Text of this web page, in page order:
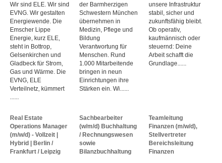
Wir sind ELE. Wir sind
EVNG. Wir gestalten
Energiewende. Die
Emscher Lippe
Energie, kurz ELE,
steht in Bottrop,
Gelsenkirchen und
Gladbeck für Strom,
Gas und Wärme. Die
EVNG, ELE
Verteilnetz, kümmert
der Barmherzigen
Schwestern München
übernehmen in
Medizin, Pflege und
Bildung
Verantwortung für
Menschen. Rund
1.000 Mitarbeitende
bringen in neun
Einrichtungen ihre
Stärken ein. Wi......
unsere Infrastruktur
stabil, sicher und
zukunftsfähig bleibt.
Ob operativ,
kaufmännisch oder
steuernd: Deine
Arbeit schafft die
Grundlage......
Real Estate
Operations Manager
(m/w/d) - Vollzeit |
Hybrid | Berlin /
Frankfurt / Leipzig
Sachbearbeiter
(w/m/d) Buchhaltung
/ Rechnungswesen
sowie
Bilanzbuchhaltung
Teamleitung
Finanzen (m/w/d),
Stellvertreter
Bereichsleitung
Finanzen